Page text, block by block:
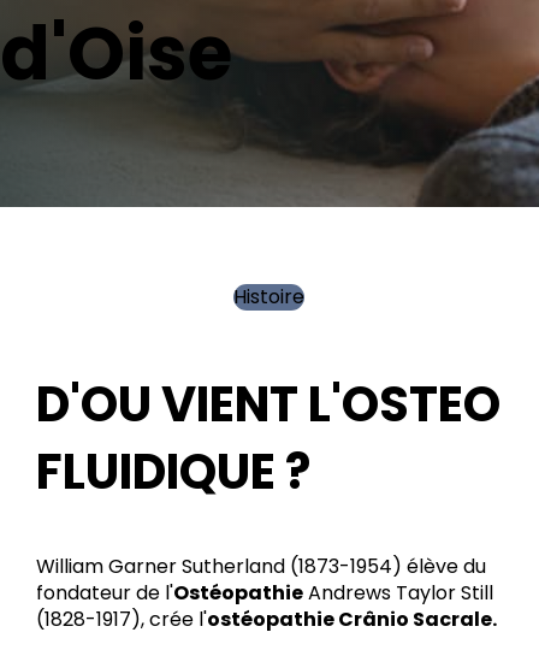
d'Oise
Histoire
D'OU VIENT L'OSTEO
FLUIDIQUE ?
William Garner Sutherland (1873-1954) élève du
fondateur de l'OstéopathieAndrews Taylor Still
(1828-1917), crée l'ostéopathie Crânio Sacrale.